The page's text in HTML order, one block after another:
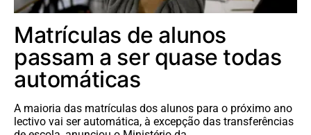
Matrículas de alunos
passam a ser quase todas
automáticas
A maioria das matrículas dos alunos para o próximo ano
lectivo vai ser automática, à excepção das transferências